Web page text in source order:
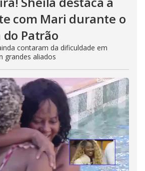
com Mari durante o
Patrão
contaram da dificuldade em
grandes aliados